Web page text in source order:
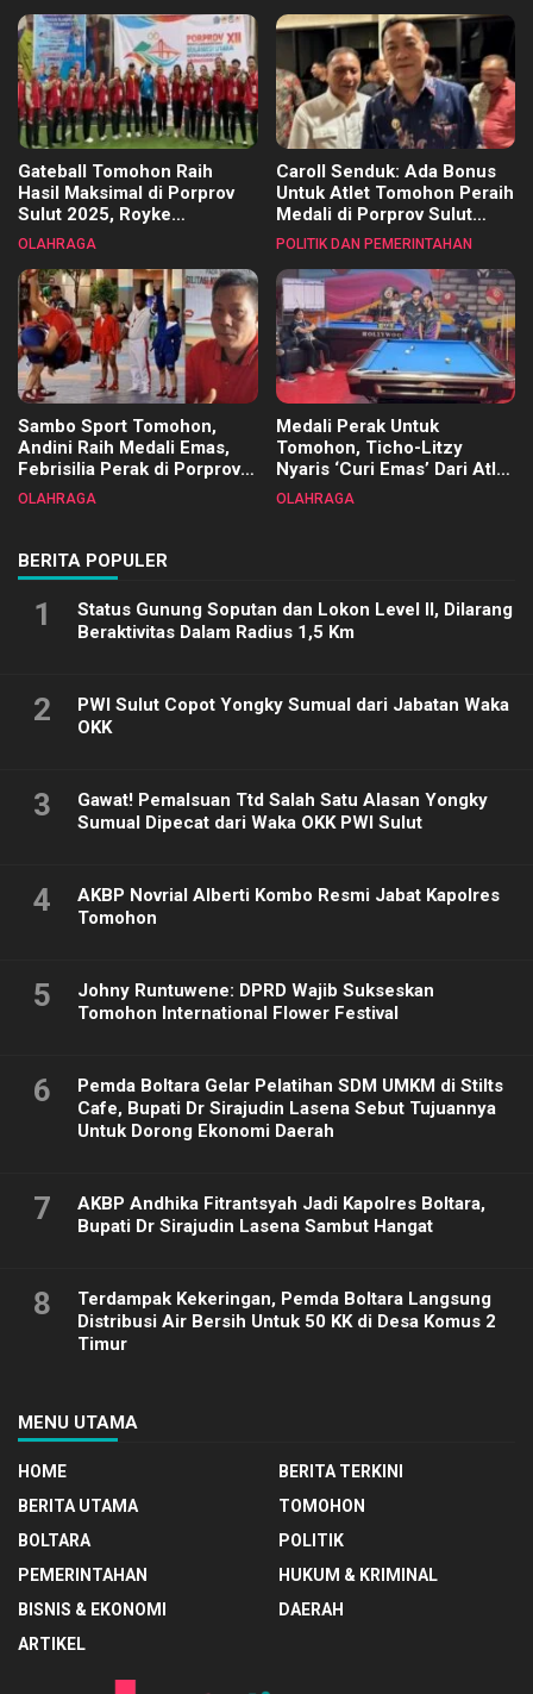
Gateball Tomohon Raih
Hasil Maksimal di Porprov
Sulut 2025, Royke
Tangkawarouw Ucapkan
OLAHRAGA
Caroll Senduk: Ada Bonus
Untuk Atlet Tomohon Peraih
Medali di Porprov Sulut
2025
POLITIK DAN PEMERINTAHAN
Sambo Sport Tomohon,
Andini Raih Medali Emas,
Febrisilia Perak di Porprov
Sulut 2025
OLAHRAGA
Medali Perak Untuk
Tomohon, Ticho-Litzy
Nyaris ‘Curi Emas’ Dari Atlet
Biliar PON di Porprov Sulut
OLAHRAGA
BERITA POPULER
1
Status Gunung Soputan dan Lokon Level II, Dilarang
Beraktivitas Dalam Radius 1,5 Km
2
PWI Sulut Copot Yongky Sumual dari Jabatan Waka
OKK
3
Gawat! Pemalsuan Ttd Salah Satu Alasan Yongky
Sumual Dipecat dari Waka OKK PWI Sulut
4
AKBP Novrial Alberti Kombo Resmi Jabat Kapolres
Tomohon
5
Johny Runtuwene: DPRD Wajib Sukseskan
Tomohon International Flower Festival
6
Pemda Boltara Gelar Pelatihan SDM UMKM di Stilts
Cafe, Bupati Dr Sirajudin Lasena Sebut Tujuannya
Untuk Dorong Ekonomi Daerah
7
AKBP Andhika Fitrantsyah Jadi Kapolres Boltara,
Bupati Dr Sirajudin Lasena Sambut Hangat
8
Terdampak Kekeringan, Pemda Boltara Langsung
Distribusi Air Bersih Untuk 50 KK di Desa Komus 2
Timur
MENU UTAMA
HOME
BERITA TERKINI
BERITA UTAMA
TOMOHON
BOLTARA
POLITIK
PEMERINTAHAN
HUKUM & KRIMINAL
BISNIS & EKONOMI
DAERAH
ARTIKEL